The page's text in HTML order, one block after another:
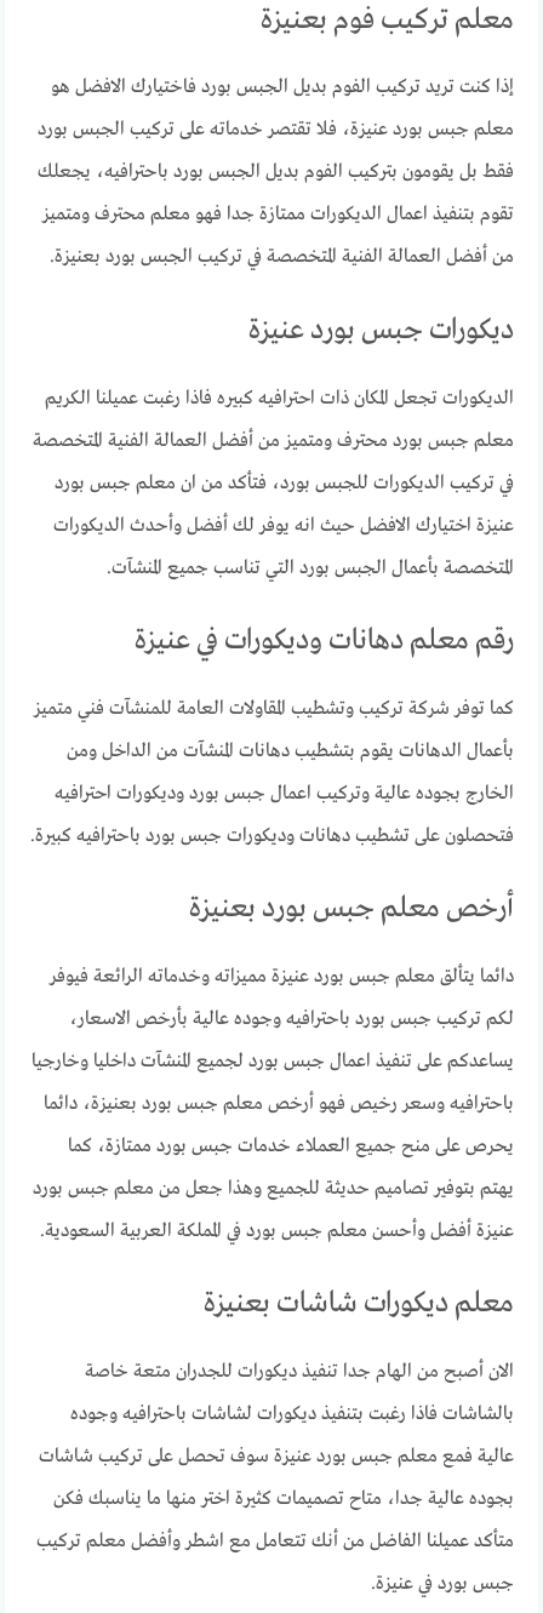
معلم تركيب فوم بعنيزة
إذا كنت تريد تركيب الفوم بديل الجبس بورد فاختيارك الافضل هو
معلم جبس بورد عنيزة، فلا تقتصر خدماته على تركيب الجبس بورد
فقط بل يقومون بتركيب الفوم بديل الجبس بورد باحترافيه، يجعلك
تقوم بتنفيذ اعمال الديكورات ممتازة جدا فهو معلم محترف ومتميز
من أفضل العمالة الفنية المتخصصة في تركيب الجبس بورد بعنيزة.
ديكورات جبس بورد عنيزة
الديكورات تجعل المكان ذات احترافيه كبيره فاذا رغبت عميلنا الكريم
معلم جبس بورد محترف ومتميز من أفضل العمالة الفنية المتخصصة
في تركيب الديكورات للجبس بورد، فتأكد من ان معلم جبس بورد
عنيزة اختيارك الافضل حيث انه يوفر لك أفضل وأحدث الديكورات
المتخصصة بأعمال الجبس بورد التي تناسب جميع المنشآت.
رقم معلم دهانات وديكورات في عنيزة
كما توفر شركة تركيب وتشطيب المقاولات العامة للمنشآت فني متميز
بأعمال الدهانات يقوم بتشطيب دهانات المنشآت من الداخل ومن
الخارج بجوده عالية وتركيب اعمال جبس بورد وديكورات احترافيه
فتحصلون على تشطيب دهانات وديكورات جبس بورد باحترافيه كبيرة.
أرخص معلم جبس بورد بعنيزة
دائما يتألق معلم جبس بورد عنيزة مميزاته وخدماته الرائعة فيوفر
لكم تركيب جبس بورد باحترافيه وجوده عالية بأرخص الاسعار،
يساعدكم على تنفيذ اعمال جبس بورد لجميع المنشآت داخليا وخارجيا
باحترافيه وسعر رخيص فهو أرخص معلم جبس بورد بعنيزة، دائما
يحرص على منح جميع العملاء خدمات جبس بورد ممتازة، كما
يهتم بتوفير تصاميم حديثة للجميع وهذا جعل من معلم جبس بورد
عنيزة أفضل وأحسن معلم جبس بورد في المملكة العربية السعودية.
معلم ديكورات شاشات بعنيزة
الان أصبح من الهام جدا تنفيذ ديكورات للجدران متعة خاصة
بالشاشات فاذا رغبت بتنفيذ ديكورات لشاشات باحترافيه وجوده
عالية فمع معلم جبس بورد عنيزة سوف تحصل على تركيب شاشات
بجوده عالية جدا، متاح تصميمات كثيرة اختر منها ما يناسبك فكن
متأكد عميلنا الفاضل من أنك تتعامل مع اشطر وأفضل معلم تركيب
جبس بورد في عنيزة.